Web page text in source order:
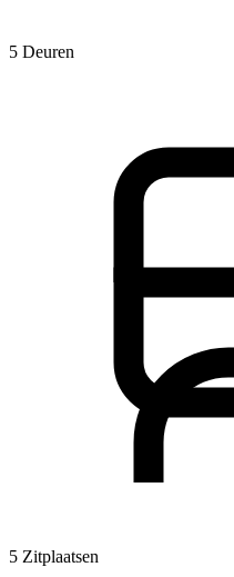
5 Deuren
5 Zitplaatsen